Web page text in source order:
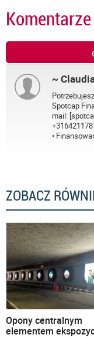
Komentarze
~
Spotcap
mail:
•
ZOBACZ
Opony centralnym
elementem